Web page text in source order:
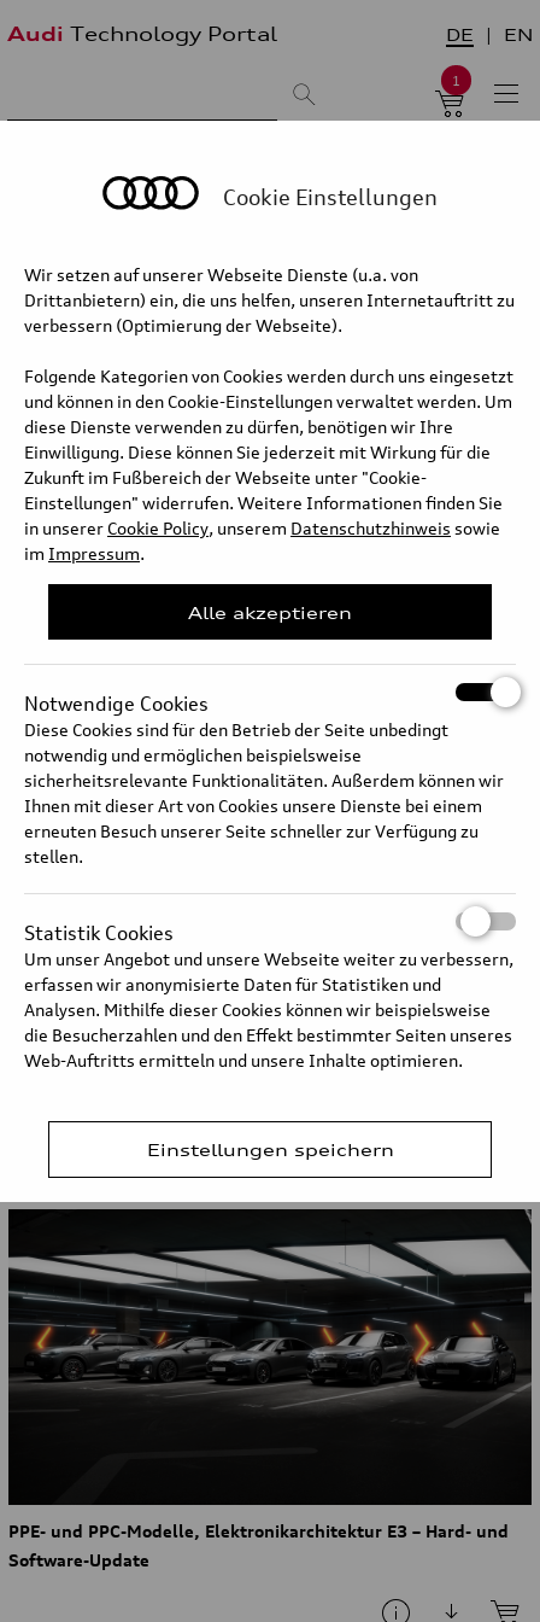
Audi Technology Portal DE EN
1
älteste zuerst
PPE- und PPC-Modelle,
Elektronikarchitektur E3 – Hard- und
Software-Update
Updates für fünf Audi Baureihen: noch mehr Emotionen, Komfort
und Features.
Die Audi Modelle auf Basis der Premium Platform Electric (PPE)
und Premium Platform Combustion (PPC) erhalten
zum Modelljahreswechsel ein umfassendes Hard- und Software-
Update.
Damit ziehen in die Baureihen A5, A6, Q5, A6 e-tron und Q6 e-tron
neue Features ein.
Langtext
PPE- und PPC-Modelle, Elektronikarchitektur E3 – Hard- und
Software-Update
Audi S5 Limousine TFSI: Kraftstoffverbrauch (kombiniert): 7,8–7,4 l/100 km; CO₂-
Emissionen (kombiniert): 178–169 g/km; CO₂-Klassen: G–F
PPE- und PPC-Modelle, Elektronikarchitektur E3 – Hard- und
Software-Update
Cookie Einstellungen
Wir setzen auf unserer Webseite Dienste (u.a. von
Drittanbietern) ein, die uns helfen, unseren Internetauftritt zu
verbessern (Optimierung der Webseite).
Folgende Kategorien von Cookies werden durch uns eingesetzt
und können in den Cookie-Einstellungen verwaltet werden. Um
diese Dienste verwenden zu dürfen, benötigen wir Ihre
Einwilligung. Diese können Sie jederzeit mit Wirkung für die
Zukunft im Fußbereich der Webseite unter "Cookie-
Einstellungen" widerrufen. Weitere Informationen finden Sie
in unserer Cookie Policy, unserem Datenschutzhinweis sowie
im Impressum.
Alle akzeptieren
Notwendige Cookies
Diese Cookies sind für den Betrieb der Seite unbedingt
notwendig und ermöglichen beispielsweise
sicherheitsrelevante Funktionalitäten. Außerdem können wir
Ihnen mit dieser Art von Cookies unsere Dienste bei einem
erneuten Besuch unserer Seite schneller zur Verfügung zu
stellen.
Statistik Cookies
Um unser Angebot und unsere Webseite weiter zu verbessern,
erfassen wir anonymisierte Daten für Statistiken und
Analysen. Mithilfe dieser Cookies können wir beispielsweise
die Besucherzahlen und den Effekt bestimmter Seiten unseres
Web-Auftritts ermitteln und unsere Inhalte optimieren.
Einstellungen speichern